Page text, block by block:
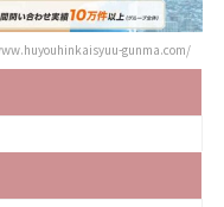
gunma.com/